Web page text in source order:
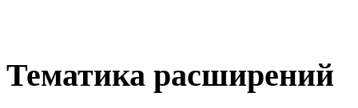
Тематика расширений